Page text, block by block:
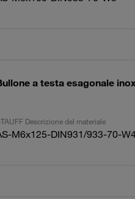
a testa esagonale
Descrizione del materiale
M6x125-DIN931/933-70-